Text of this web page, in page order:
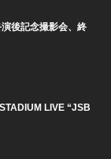
後記念撮影会、終
LIVE “JSB